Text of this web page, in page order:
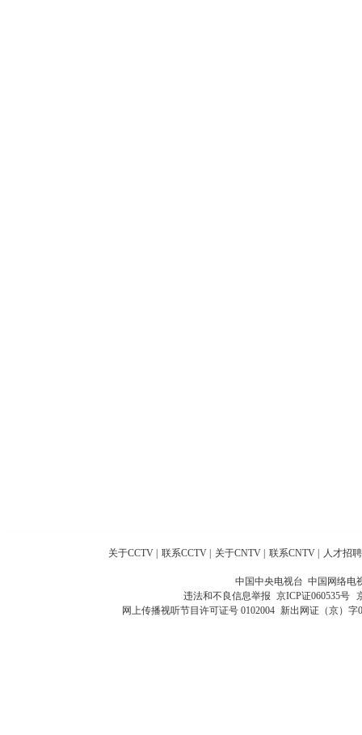
关于CCTV 联系CCTV 关于CNTV 联系CNTV 人才招聘
中国中央电视台 中国网络电
违法和不良信息举报 京ICP证060535号
网上传播视听节目许可证号 0102004 新出网证（京）